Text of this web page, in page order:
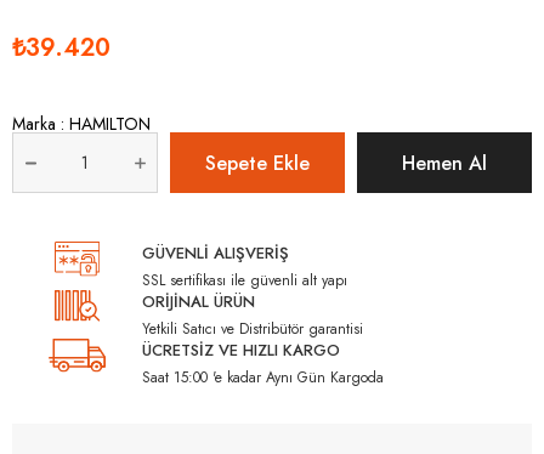
₺39.420
Marka : HAMILTON
GÜVENLİ ALIŞVERİŞ
SSL sertifikası ile güvenli alt yapı
ORİJİNAL ÜRÜN
Yetkili Satıcı ve Distribütör garantisi
ÜCRETSİZ VE HIZLI KARGO
Saat 15:00 'e kadar Aynı Gün Kargoda